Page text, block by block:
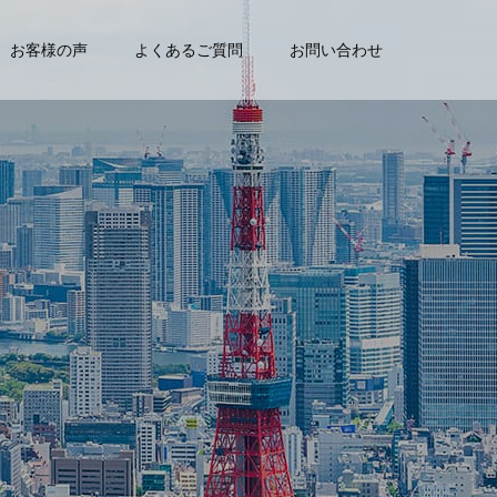
お客様の声 よくあるご質問 お問い合わせ